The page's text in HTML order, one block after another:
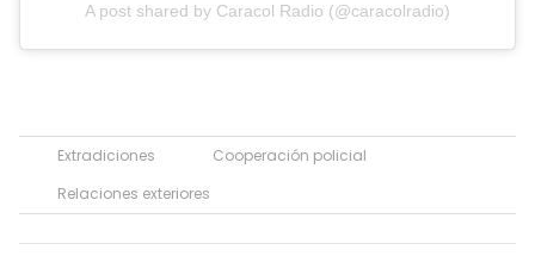
A post shared by Caracol Radio (@caracolradio)
Extradiciones
Cooperación policial
Relaciones exteriores